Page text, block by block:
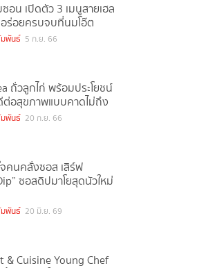
ซอน เปิดตัว 3 เมนูสายเฮล
ร่อยครบจบที่นมโอ๊ต
มพันธ์ 5 ก.ย. 66
ถั่วลูกไก่ พร้อมประโยชน์
ต่อสุขภาพแบบคาดไม่ถึง
มพันธ์ 20 ก.ย. 66
จคนคลั่งซอส เสิร์ฟ
ซอสดิปมาโยสุดนัวใหม่
มพันธ์ 20 มิ.ย. 69
& Cuisine Young Chef